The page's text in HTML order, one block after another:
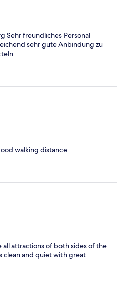
Sehr freundliches Personal
sehr gute Anbindung zu
walking distance
all attractions of both sides of the
clean and quiet with great